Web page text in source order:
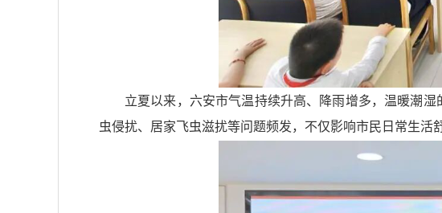
立夏以来，六安市气温持续升高、降雨增多，温暖潮
虫侵扰、居家飞虫滋扰等问题频发，不仅影响市民日常生活